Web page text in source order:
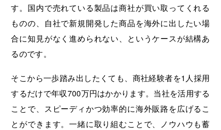
す。国内で売れている製品は商社が買い取ってくれる
ものの、自社で新規開発した商品を海外に出したい場
合に知見がなく進められない、というケースが結構あ
るのです。
そこから一歩踏み出したくても、商社経験者を1人採用
するだけで年収700万円はかかります。当社を活用する
ことで、スピーディかつ効率的に海外販路を広げるこ
とができます。一緒に取り組むことで、ノウハウも蓄